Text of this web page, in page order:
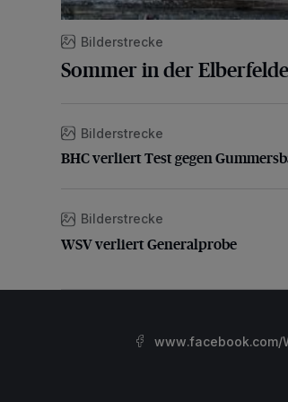
Bilderstrecke
Sommer in der
BHC verliert Test gegen
Bilderstrecke
BHC verliert Test gegen
WSV verliert Generalprobe
Bilderstrecke
WSV verliert Generalprobe
www.facebook.com/